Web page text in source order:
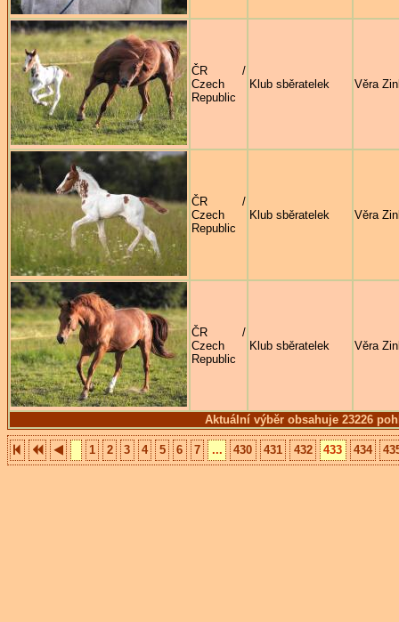
Aktuální výběr obsahuje 23226
ČR /
Czech
Republic
Klub sběratelek Věra
ČR /
Czech
Republic
Klub sběratelek Věra
ČR /
Czech
Republic
Klub sběratelek Věra
1 2 3 4 5 6 7 ... 430 431 432 433 434